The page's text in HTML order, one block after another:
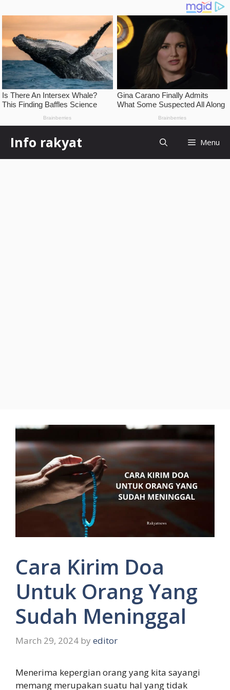
content
Info rakyat Menu
Cara Kirim Doa
Untuk Orang Yang
Sudah Meninggal
March 29, 2024 by editor
Menerima kepergian orang yang kita sayangi
memang merupakan suatu hal yang tidak